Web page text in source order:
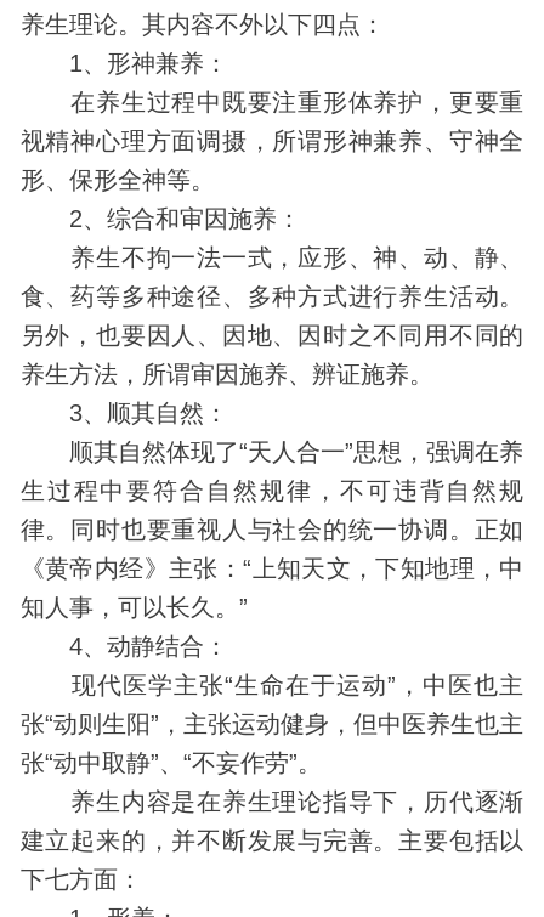
养生理论。其内容不外以下四点：
1、形神兼养：
在养生过程中既要注重形体养护，更要重
视精神心理方面调摄，所谓形神兼养、守神全
形、保形全神等。
2、综合和审因施养：
养生不拘一法一式，应形、神、动、静、
食、药等多种途径、多种方式进行养生活动。
另外，也要因人、因地、因时之不同用不同的
养生方法，所谓审因施养、辨证施养。
3、顺其自然：
顺其自然体现了“天人合一”思想，强调在养
生过程中要符合自然规律，不可违背自然规
律。同时也要重视人与社会的统一协调。正如
《黄帝内经》主张：“上知天文，下知地理，中
知人事，可以长久。”
4、动静结合：
现代医学主张“生命在于运动”，中医也主
张“动则生阳”，主张运动健身，但中医养生也主
张“动中取静”、“不妄作劳”。
养生内容是在养生理论指导下，历代逐渐
建立起来的，并不断发展与完善。主要包括以
下七方面：